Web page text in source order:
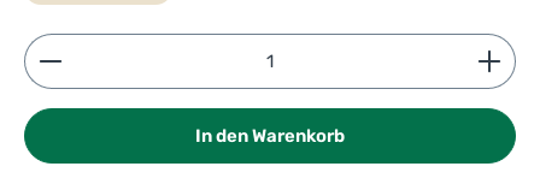
Produkt Anzahl: Gib den gewünschten Wert ein
In den Warenkorb